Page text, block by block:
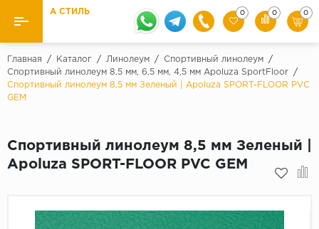
Назад
Ламинат
Назад
Бренды
Quick Step
Ковролин и ковровая плитка
Линолеум
А СТИЛЬ 0 0 0
Главная / Каталог / Линолеум / Спортивный линолеум
/
Спортивный линолеум 8.5 мм, 6,5 мм, 4,5 мм Apoluza SportFloor
/
Спортивный линолеум 8,5 мм Зеленый | Apoluza SPORT-FLOOR PVC
GEM
Спортивный линолеум 8,5 мм Зеленый |
Apoluza SPORT-FLOOR PVC GEM